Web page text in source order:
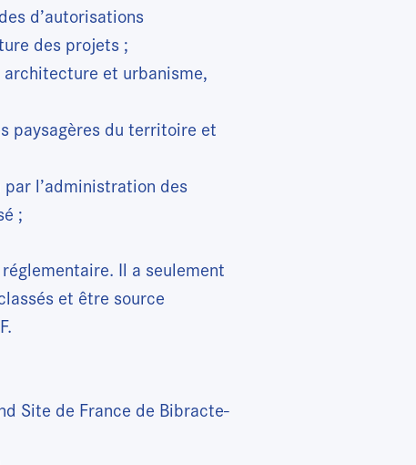
d’autorisations
des projets ;
et urbanisme,
paysagères du territoire et
l’administration des
;
Il a seulement
et être source
Site de France de Bibracte-